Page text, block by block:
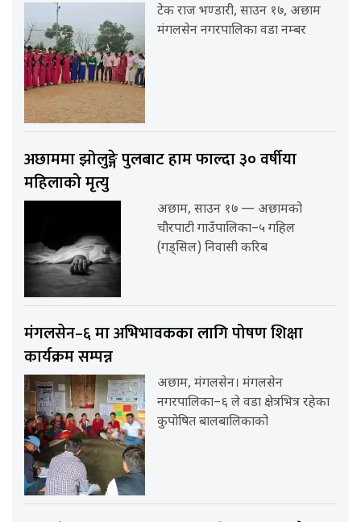
टेक राज भण्डारी, साउन १७, अछाम
मंगलसेन नगरपालिका वडा नम्बर
अछाममा झोलुङ्गे पुलबाट हाम फाल्दा ३० वर्षीया
महिलाको मृत्यु
अछाम, साउन १७ — अछामको
चौरपाटी गाउँपालिका–५ गहिल
(गड्सिल) निवासी करिब
मंगलसेन–६ मा अभिभावकका लागि पोषण शिक्षा
कार्यक्रम सम्पन्न
अछाम, मंगलसेन। मंगलसेन
नगरपालिका–६ ले वडा क्षेत्रभित्र रहेका
कुपोषित बालबालिकाको